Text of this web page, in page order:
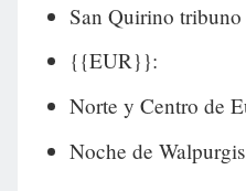
San Quirino
{{EUR}}:
Norte y Centro de
Noche de